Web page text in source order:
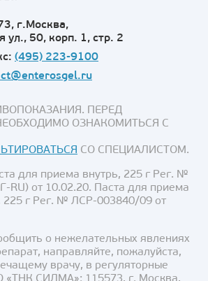
г.Москва,
ул., 50, корп. 1, стр. 2
(495) 223-9100
ПЕРЕД
ОЗНАКОМИТЬСЯ С
СО СПЕЦИАЛИСТОМ.
для приема внутрь, 225 г Рег. №
от 10.02.20. Паста для приема
225 г Рег. № ЛСР-003840/09 от
о нежелательных явлениях
направляйте, пожалуйста,
врачу, в регуляторные
«ТНК СИЛМА»: 115573, г. Москва,